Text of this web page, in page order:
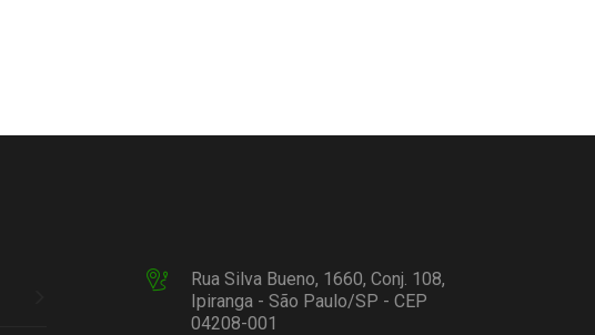
Rua Silva Bueno, 1660, Conj. 108,
Ipiranga - São Paulo/SP - CEP
04208-001